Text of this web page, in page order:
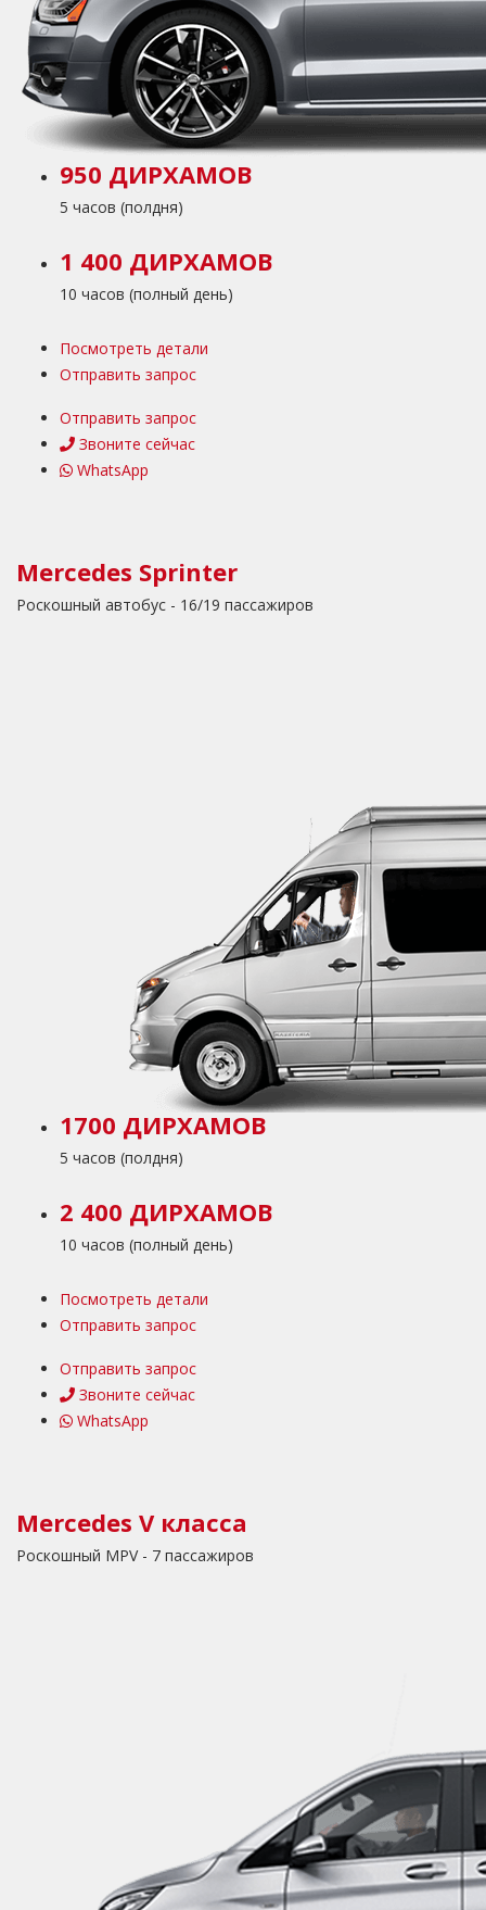
950 ДИРХАМОВ
5 часов (полдня)
1 400 ДИРХАМОВ
10 часов (полный день)
Посмотреть детали
Отправить запрос
Отправить запрос
Звоните сейчас
WhatsApp
Mercedes Sprinter
Роскошный автобус - 16/19 пассажиров
1700 ДИРХАМОВ
5 часов (полдня)
2 400 ДИРХАМОВ
10 часов (полный день)
Посмотреть детали
Отправить запрос
Отправить запрос
Звоните сейчас
WhatsApp
Mercedes V класса
Роскошный MPV - 7 пассажиров